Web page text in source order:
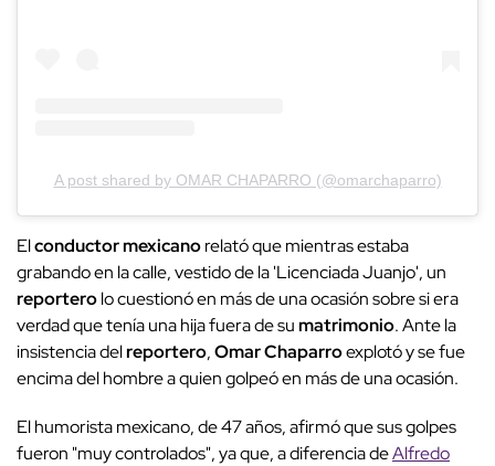
A post shared by OMAR CHAPARRO (@omarchaparro)
Elconductor mexicanorelató que mientras estaba
grabando en la calle, vestido de la 'Licenciada Juanjo', un
reporterolo cuestionó en más de una ocasión sobre si era
verdad que tenía una hija fuera de sumatrimonio. Ante la
insistencia delreportero,Omar Chaparroexplotó y se fue
encima del hombre a quien golpeó en más de una ocasión.
El humorista mexicano, de 47 años, afirmó que sus golpes
fueron "muy controlados", ya que, a diferencia deAlfredo